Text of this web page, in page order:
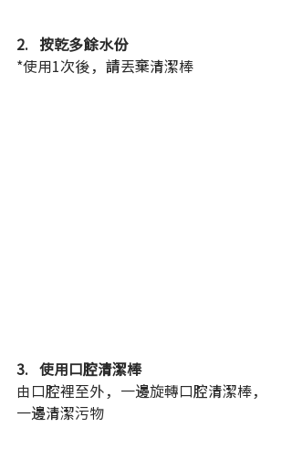
2.   按乾多餘水份
*使用1次後，請丟棄清潔棒
3.   使用口腔清潔棒
由口腔裡至外，一邊旋轉口腔清潔棒，
一邊清潔污物